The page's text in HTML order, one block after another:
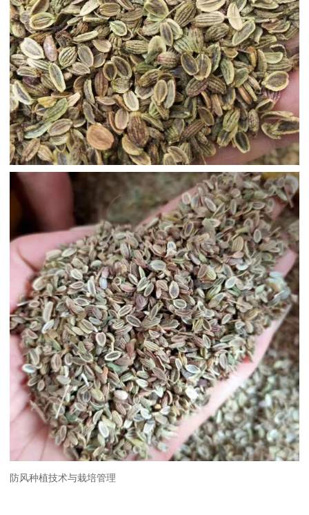
防风种植技术与栽培管理